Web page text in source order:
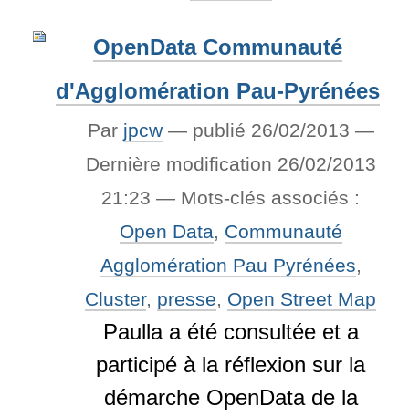
OpenData Communauté
d'Agglomération Pau-Pyrénées
Par jpcw — publié 26/02/2013 —
Dernière modification 26/02/2013
21:23— Mots-clés associés :
Open Data, Communauté
Agglomération Pau Pyrénées,
Cluster, presse, Open Street Map
Paulla a été consultée et a
participé à la réflexion sur la
démarche OpenData de la